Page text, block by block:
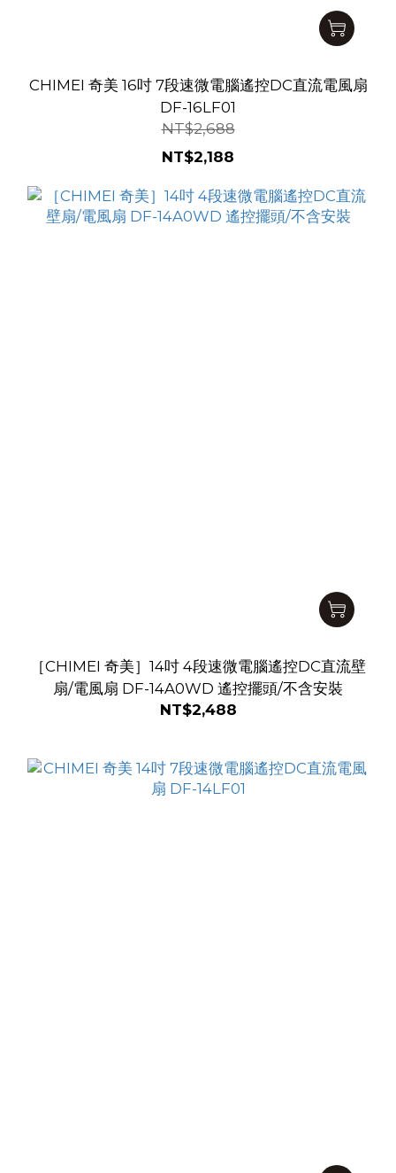
CHIMEI 奇美 16吋 7段速微電腦遙控DC直流電風扇
DF-16LF01
NT$2,688
NT$2,188
［CHIMEI 奇美］14吋 4段速微電腦遙控DC直流壁
扇/電風扇 DF-14A0WD 遙控擺頭/不含安裝
NT$2,488